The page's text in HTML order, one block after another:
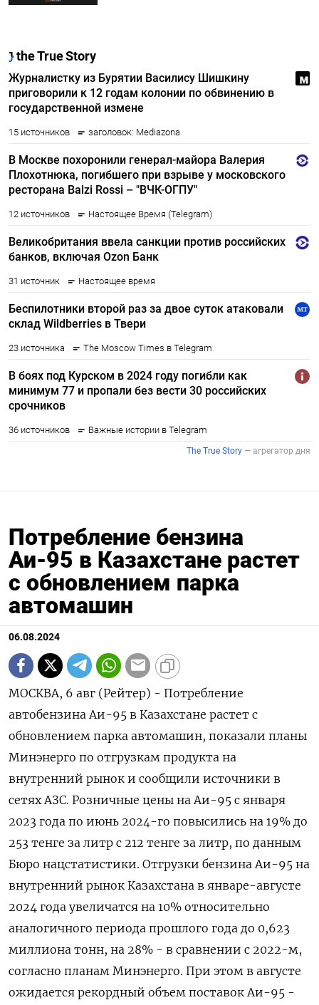
Потребление бензина
Аи-95 в Казахстане растет
с обновлением парка
автомашин
06.08.2024
МОСКВА, 6 авг (Рейтер) - Потребление
автобензина Аи-95 в Казахстане растет с
обновлением парка автомашин, показали планы
Минэнерго по отгрузкам продукта на
внутренний рынок и сообщили источники в
сетях АЗС. Розничные цены на Аи-95 с января
2023 года по июнь 2024-го повысились на 19% до
253 тенге за литр с 212 тенге за литр, по данным
Бюро нацстатистики. Отгрузки бензина Аи-95 на
внутренний рынок Казахстана в январе-августе
2024 года увеличатся на 10% относительно
аналогичного периода прошлого года до 0,623
миллиона тонн, на 28% - в сравнении с 2022-м,
согласно планам Минэнерго. При этом в августе
ожидается рекордный объем поставок Аи-95 -